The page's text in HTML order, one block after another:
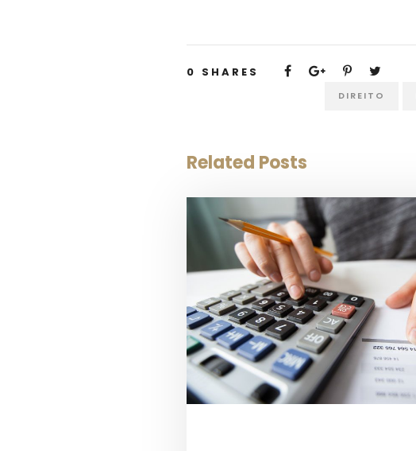
0 SHARES
DIREITO
Related Posts